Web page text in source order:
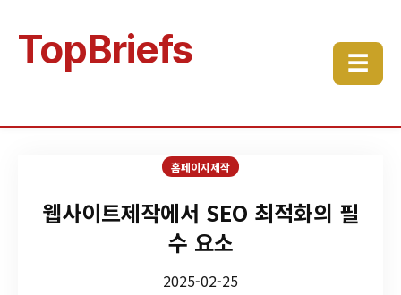
TopBriefs ☰
홈페이지제작
웹사이트제작에서 SEO 최적화의 필
수 요소
2025-02-25